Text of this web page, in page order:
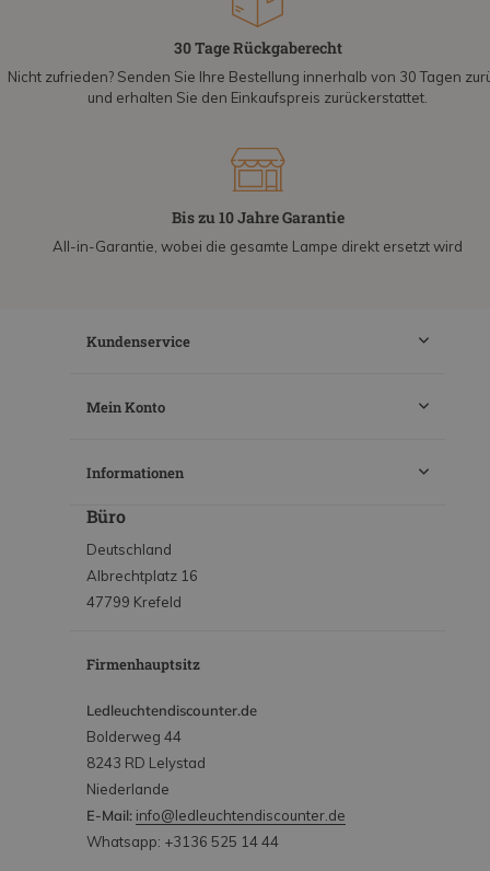
30 Tage Rückgaberecht
Nicht zufrieden? Senden Sie Ihre Bestellung innerhalb von 30 Tagen
und erhalten Sie den Einkaufspreis zurückerstattet.
Bis zu 10 Jahre Garantie
All-in-Garantie, wobei die gesamte Lampe direkt ersetzt wird
Kundenservice
Mein Konto
Informationen
Büro
Deutschland
Albrechtplatz 16
47799 Krefeld
Firmenhauptsitz
Ledleuchtendiscounter.de
Bolderweg 44
8243 RD Lelystad
Niederlande
E-Mail: info@ledleuchtendiscounter.de
Whatsapp: +3136 525 14 44